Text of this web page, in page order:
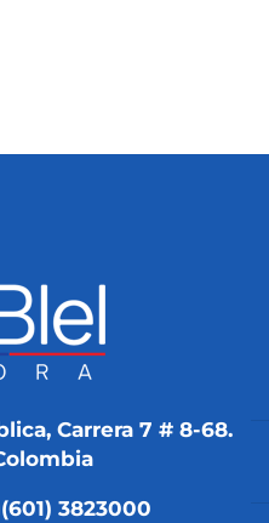
Carrera 7 # 8-68.
3823000